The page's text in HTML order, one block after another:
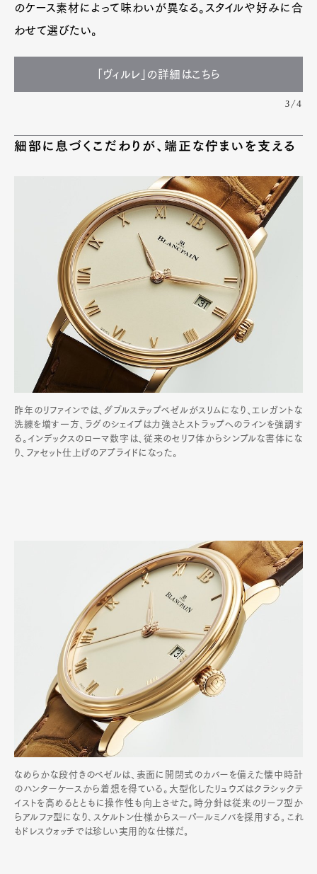
のケース素材によって味わいが異なる。スタイルや好みに合
わせて選びたい。
「ヴィルレ」の詳細はこちら
3/4
細部に息づくこだわりが、端正な佇まいを支える
昨年のリファインでは、ダブルステップベゼルがスリムになり、エレガントな
洗練を増す一方、ラグのシェイプは力強さとストラップへのラインを強調す
る。インデックスのローマ数字は、従来のセリフ体からシンプルな書体にな
り、ファセット仕上げのアプライドになった。
なめらかな段付きのベゼルは、表面に開閉式のカバーを備えた懐中時計
のハンターケースから着想を得ている。大型化したリュウズはクラシックテ
イストを高めるとともに操作性も向上させた。時分針は従来のリーフ型か
らアルファ型になり､スケルトン仕様からスーパールミノバを採用する｡これ
もドレスウォッチでは珍しい実用的な仕様だ｡